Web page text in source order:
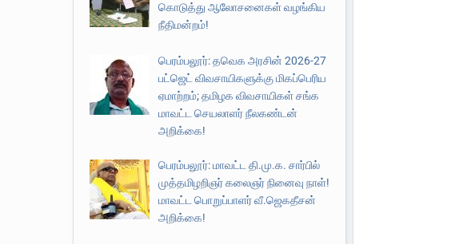
கொடுத்து ஆலோசனைகள் வழங்கிய
நீதிமன்றம்!
பெரம்பலூர்: தவெக அரசின் 2026-27
பட்ஜெட் விவசாயிகளுக்கு மிகப்பெரிய
ஏமாற்றம்; தமிழக விவசாயிகள் சங்க
மாவட்ட செயலாளர் நீலகண்டன்
அறிக்கை!
பெரம்பலூர்: மாவட்ட தி.மு.க. சார்பில்
முத்தமிழறிஞர் கலைஞர் நினைவு நாள்!
மாவட்ட பொறுப்பாளர் வீ.ஜெகதீசன்
அறிக்கை!